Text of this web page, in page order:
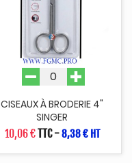
CISEAUX À BRODERIE 4"
SINGER
10,06 €TTC-8,38 € HT